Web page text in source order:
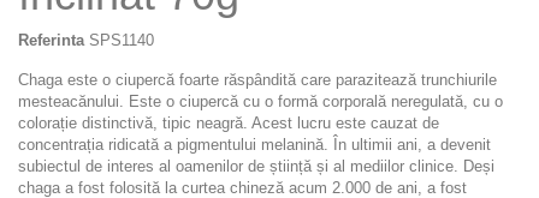
Referinta SPS1140
Chaga este o ciupercă foarte răspândită care parazitează trunchiurile
mesteacănului. Este o ciupercă cu o formă corporală neregulată, cu o
colorație distinctivă, tipic neagră. Acest lucru este cauzat de
concentrația ridicată a pigmentului melanină. În ultimii ani, a devenit
subiectul de interes al oamenilor de știință și al mediilor clinice. Deși
chaga a fost folosită la curtea chineză acum 2.000 de ani, a fost